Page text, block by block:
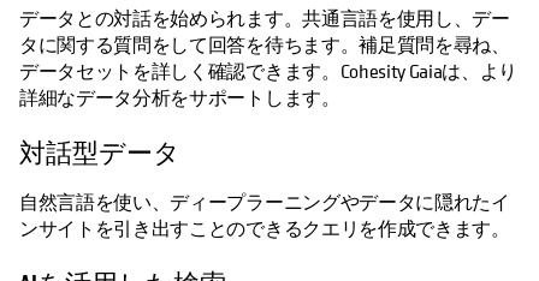
データとの対話を始められます。共通言語を使用し、デー
タに関する質問をして回答を待ちます。補足質問を尋ね、
データセットを詳しく確認できます。Cohesity Gaiaは、より
詳細なデータ分析をサポートします。
対話型データ
自然言語を使い、ディープラーニングやデータに隠れたイ
ンサイトを引き出すことのできるクエリを作成できます。